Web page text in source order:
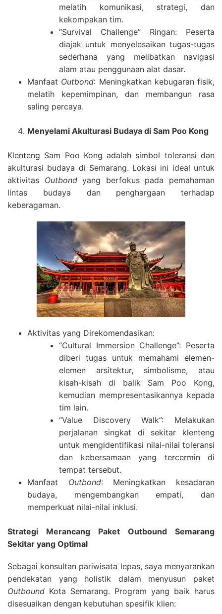
melatih komunikasi, strategi, dan
kekompakan tim.
“Survival Challenge” Ringan: Peserta
diajak untuk menyelesaikan tugas-tugas
sederhana yang melibatkan navigasi
alam atau penggunaan alat dasar.
Manfaat Outbond: Meningkatkan kebugaran fisik,
melatih kepemimpinan, dan membangun rasa
saling percaya.
Menyelami Akulturasi Budaya di Sam Poo Kong
Klenteng Sam Poo Kong adalah simbol toleransi dan
akulturasi budaya di Semarang. Lokasi ini ideal untuk
aktivitas Outbondyang berfokus pada pemahaman
lintas budaya dan penghargaan terhadap
keberagaman.
Aktivitas yang Direkomendasikan:
“Cultural Immersion Challenge”: Peserta
diberi tugas untuk memahami elemen-
elemen arsitektur, simbolisme, atau
kisah-kisah di balik Sam Poo Kong,
kemudian mempresentasikannya kepada
tim lain.
“Value Discovery Walk”: Melakukan
perjalanan singkat di sekitar klenteng
untuk mengidentifikasi nilai-nilai toleransi
dan kebersamaan yang tercermin di
tempat tersebut.
Manfaat Outbond: Meningkatkan kesadaran
budaya, mengembangkan empati, dan
memperkuat nilai-nilai inklusi.
Strategi Merancang Paket Outbound Semarang
Sekitar yang Optimal
Sebagai konsultan pariwisata lepas, saya menyarankan
pendekatan yang holistik dalam menyusun paket
Outbound Kota Semarang. Program yang baik harus
disesuaikan dengan kebutuhan spesifik klien: